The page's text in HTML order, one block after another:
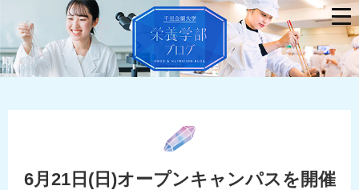
6月21日(日)オープンキャンパスを開催